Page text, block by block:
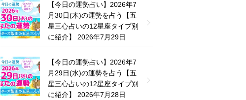
【今日の運勢占い】2026年7
月30日(木)の運勢を占う【五
星三心占いの12星座タイプ別
に紹介】
2026年7月29日
【今日の運勢占い】2026年7
月29日(水)の運勢を占う【五
星三心占いの12星座タイプ別
に紹介】
2026年7月28日